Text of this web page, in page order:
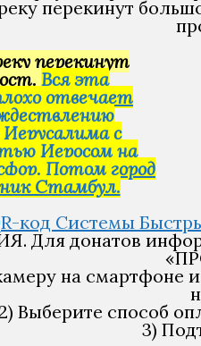
перекинут
перекинут
Вся эта
отвечает
Иерусалима с
Иеросом на
Потом город
Стамбул.
Для донатов
на смартфоне
Выберите способ
3)